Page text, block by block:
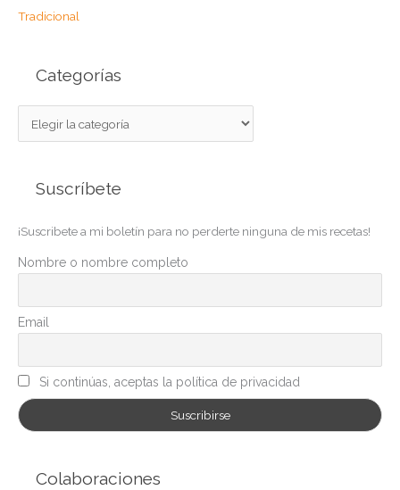
Tradicional
Categorías
a
o
r
a
s
Suscríbete
¡Suscribete a mi boletín para no perderte ninguna de mis recetas!
Nombre o nombre completo
Email
Si continúas, aceptas la política de privacidad
Colaboraciones